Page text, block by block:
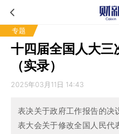
专题
十四届全国人大三
（实录）
2025年03月11日 14:43
表决关于政府工作报告的决
表大会关于修改全国人民代